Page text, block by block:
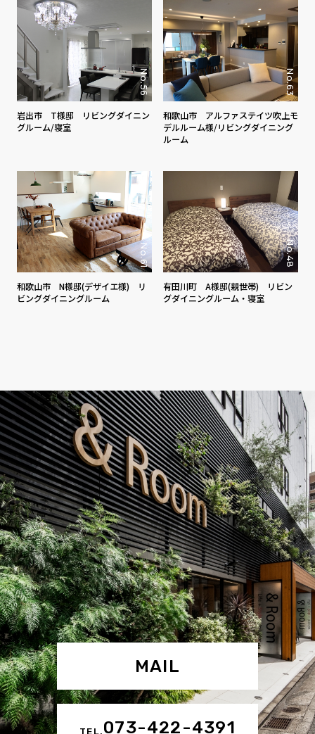
No.56
岩出市 T様邸 リビングダイニン
グルーム/寝室
No.63
和歌山市 アルファステイツ吹上モ
デルルーム様/リビングダイニング
ルーム
No.61
和歌山市 N様邸(デザイエ様) リ
ビングダイニングルーム
No.48
有田川町 A様邸(親世帯) リビン
グダイニングルーム・寝室
MAIL
TEL.073-422-4391